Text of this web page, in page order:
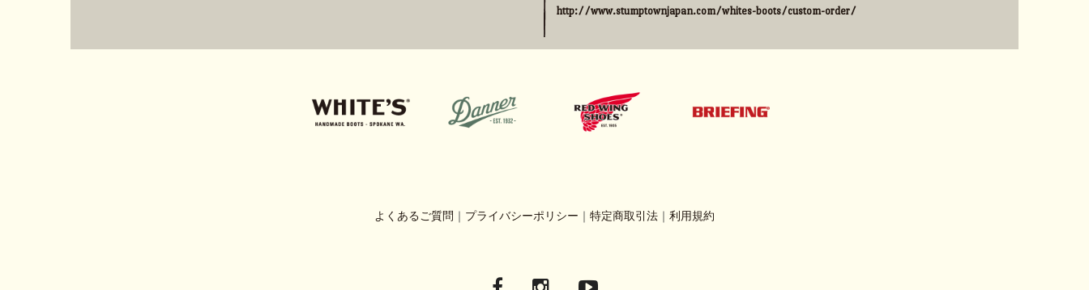
http://www.stumptownjapan.com/whites-boots/custom-order/
よくあるご質問 プライバシーポリシー 特定商取引法 利用規約